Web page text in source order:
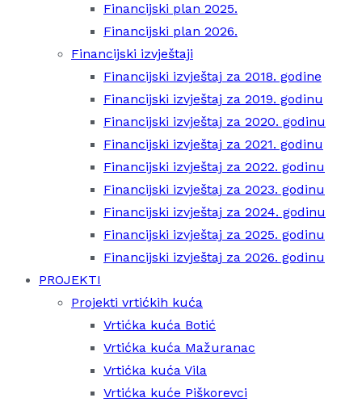
Financijski plan 2025.
Financijski plan 2026.
Financijski izvještaji
Financijski izvještaj za 2018. godine
Financijski izvještaj za 2019. godinu
Financijski izvještaj za 2020. godinu
Financijski izvještaj za 2021. godinu
Financijski izvještaj za 2022. godinu
Financijski izvještaj za 2023. godinu
Financijski izvještaj za 2024. godinu
Financijski izvještaj za 2025. godinu
Financijski izvještaj za 2026. godinu
PROJEKTI
Projekti vrtićkih kuća
Vrtićka kuća Botić
Vrtićka kuća Mažuranac
Vrtićka kuća Vila
Vrtićka kuće Piškorevci